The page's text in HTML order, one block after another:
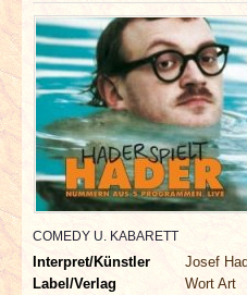
BERICHTE
VERLOSUNGEN
INTERVIEWS
SPECIALS
REDAKTION
COMEDY U. KABARETT
Interpret/Künstler
Josef
Label/Verlag
Wort Art